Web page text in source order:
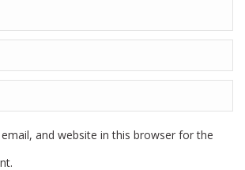
and website in this browser for the